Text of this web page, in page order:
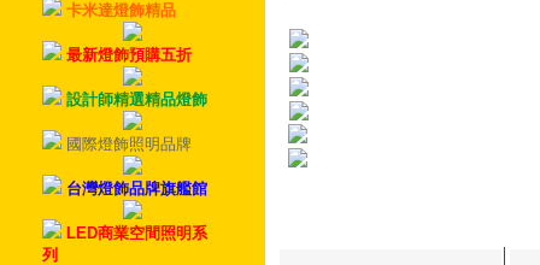
卡米達燈飾精品
最新燈飾預購五折
設計師精選精品燈飾
國際燈飾照明品牌
台灣燈飾品牌旗艦館
LED商業空間照明系
列